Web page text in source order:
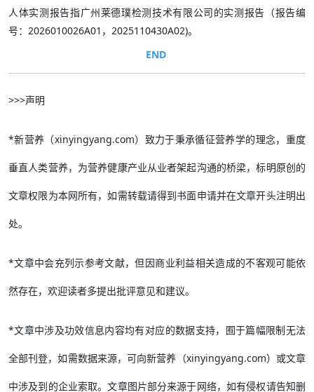
人体实测报告指广州莱德璞检测技术有限公司的实测报告（报告编
号：2026010026A01，2025110430A02)。
END
>>>声明
*新营养（xinyingyang.com）致力于秉承循征营养学的理念，重度
垂直人类营养，为营养健康产业从业者架起沟通的桥梁，标明原创的
文章权限为本网所有，如需转载请得到书面申请并在文章开头注明出
处。
*文章中会充列示参考文献，但因商业利益相关造成的不客观可能依
然存在，欢迎读者多提出批评意见和建议。
*文章中涉及功效信息内容均有对应的数据支持，囿于篇幅限制无法
全部刊登，如需数据来源，可向新营养（xinyingyang.com）或文章
中涉及到的企业索取。文章图片部分来源于网络，如有侵权请告知删